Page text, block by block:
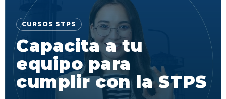
CURSOS STPS
Capacita a tu
equipo para
cumplir con la STPS